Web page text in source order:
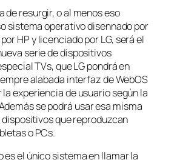
de resurgir, o al menos eso
sistema operativo disennado por
HP y licenciado por LG, será el
serie de dispositivos
TVs, que LG pondrá en
alabada interfaz de WebOS
experiencia de usuario según la
se podrá usar esa misma
que reproduzcan
o PCs.
es el único sistema en llamar la